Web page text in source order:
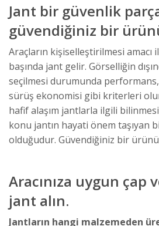
Jant bir güvenlik
güvendiğiniz bir
Araçların kişiselleştirilmesi
başında jant gelir. Görselliğin
seçilmesi durumunda
sürüş ekonomisi gibi kriterleri
hafif alaşım jantlarla ilgili
konu jantın hayati önem taşıyan
olduğudur. Güvendiğiniz bir ürünü
Aracınıza uygun çap
jant alın.
Jantların hangi malzemeden